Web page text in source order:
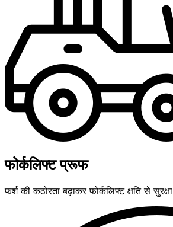
फोर्कलिफ्ट प्रूफ
फर्श की कठोरता बढ़ाकर फोर्कलिफ्ट क्षति से सुरक्षा